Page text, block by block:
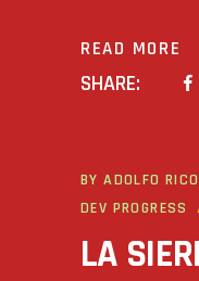
READ MORE
SHARE:
BYADOLFO RICO
DEV PROGRESS
LA